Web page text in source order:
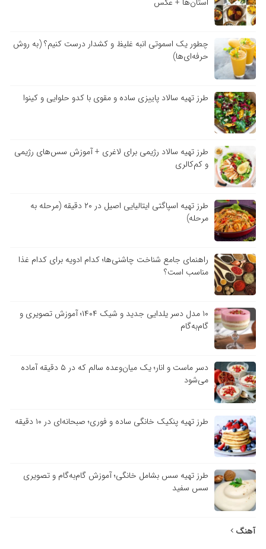
چطور یک اسموتی انبه غلیظ و کشدار درست کنیم؟ (به روش
حرفه‌ای‌ها)
طرز تهیه سالاد پاییزی ساده و مقوی با کدو حلوایی و کینوا
طرز تهیه سالاد رژیمی برای لاغری + آموزش سس‌های رژیمی
و کم‌کالری
طرز تهیه اسپاگتی ایتالیایی اصیل در ۲۰ دقیقه (مرحله به
مرحله)
راهنمای جامع شناخت چاشنی‌ها؛ کدام ادویه برای کدام غذا
مناسب است؟
۱۰ مدل دسر یلدایی جدید و شیک ۱۴۰۴؛ آموزش تصویری و
گام‌به‌گام
دسر ماست و انار؛ یک میان‌وعده سالم که در ۵ دقیقه آماده
می‌شود
طرز تهیه پنکیک خانگی ساده و فوری؛ صبحانه‌ای در ۱۰ دقیقه
طرز تهیه سس بشامل خانگی؛ آموزش گام‌به‌گام و تصویری
سس سفید
آهنگ